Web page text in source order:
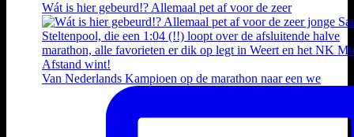
Wát is hier gebeurd!? Allemaal pet af voor de zeer
Van Nederlands Kampioen op de marathon naar een we